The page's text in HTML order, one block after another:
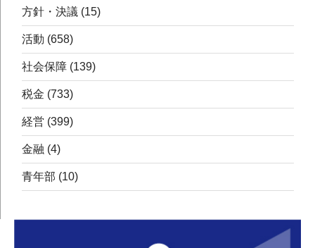
方針・決議 (15)
活動 (658)
社会保障 (139)
税金 (733)
経営 (399)
金融 (4)
青年部 (10)